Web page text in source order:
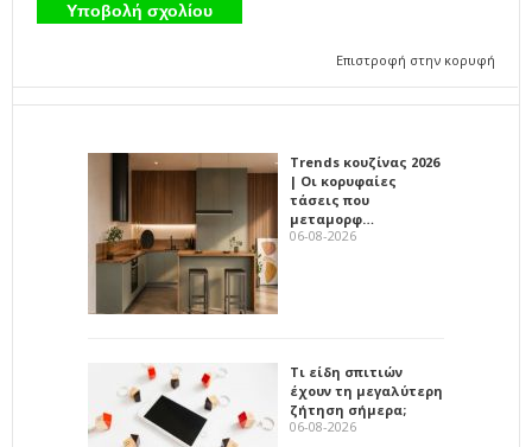
Επιστροφή στην κορυφή
Trends κουζίνας 2026
| Οι κορυφαίες
τάσεις που
μεταμορφ…
06-08-2026
Τι είδη σπιτιών
έχουν τη μεγαλύτερη
ζήτηση σήμερα;
06-08-2026